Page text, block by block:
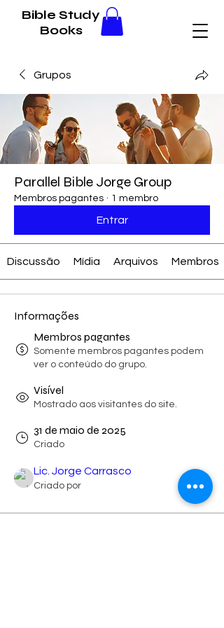
Bible Study
Books
Grupos
Parallel Bible Jorge Group
Membros pagantes · 1 membro
Entrar
Discussão Mídia Arquivos Membros
Informações
Membros pagantes
Somente membros pagantes podem
ver o conteúdo do grupo.
Visível
Mostrado aos visitantes do site.
31 de maio de 2025
Criado
Lic. Jorge Carrasco
Criado por